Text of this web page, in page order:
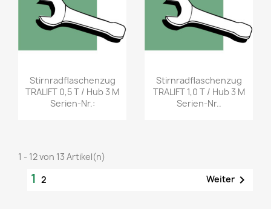
Stirnradflaschenzug
TRALIFT 0,5 T / Hub 3 M
Serien-Nr.:
Stirnradflaschenzug
TRALIFT 1,0 T / Hub 3 M
Serien-Nr..
1 - 12 von 13 Artikel(n)
1 2 Weiter 